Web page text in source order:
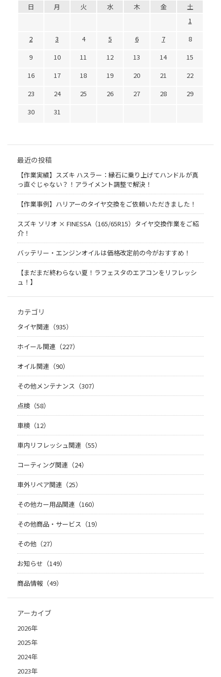
日 月 火 水 木 金
土
1
2
3 4 5 6 7
8
9
10 11 12 13 14
15
16
17 18 19 20 21
22
23
24 25 26 27 28
29
30
31
最近の投稿
【作業実績】スズキ ハスラー：縁石に乗り上げてハンドルが真
っ直ぐじゃない？！アライメント調整で解決！
【作業事例】ハリアーのタイヤ交換をご依頼いただきました！
スズキ ソリオ × FINESSA（165/65R15）タイヤ交換作業をご紹
介！
バッテリー・エンジンオイルは価格改定前の今がおすすめ！
【まだまだ終わらない夏！ラフェスタのエアコンをリフレッシ
ュ！】
カテゴリ
タイヤ関連（935）
ホイール関連（227）
オイル関連（90）
その他メンテナンス（307）
点検（58）
車検（12）
車内リフレッシュ関連（55）
コーティング関連（24）
車外リペア関連（25）
その他カー用品関連（160）
その他商品・サービス（19）
その他（27）
お知らせ（149）
商品情報（49）
アーカイブ
2026年
2025年
2024年
2023年